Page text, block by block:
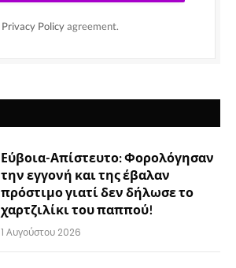
Privacy Policy agreement.
Εύβοια-Απίστευτο: Φορολόγησαν
την εγγονή και της έβαλαν
πρόστιμο γιατί δεν δήλωσε το
χαρτζιλίκι του παππού!
1 Αυγούστου 2026